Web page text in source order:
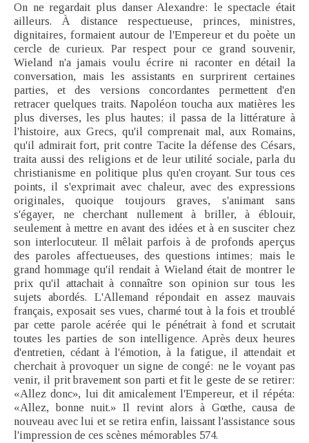
On ne regardait plus danser Alexandre: le spectacle était
ailleurs. À distance respectueuse, princes, ministres,
dignitaires, formaient autour de l'Empereur et du poète un
cercle de curieux. Par respect pour ce grand souvenir,
Wieland n'a jamais voulu écrire ni raconter en détail la
conversation, mais les assistants en surprirent certaines
parties, et des versions concordantes permettent d'en
retracer quelques traits. Napoléon toucha aux matières les
plus diverses, les plus hautes; il passa de la littérature à
l'histoire, aux Grecs, qu'il comprenait mal, aux Romains,
qu'il admirait fort, prit contre Tacite la défense des Césars,
traita aussi des religions et de leur utilité sociale, parla du
christianisme en politique plus qu'en croyant. Sur tous ces
points, il s'exprimait avec chaleur, avec des expressions
originales, quoique toujours graves, s'animant sans
s'égayer, ne cherchant nullement à briller, à éblouir,
seulement à mettre en avant des idées et à en susciter chez
son interlocuteur. Il mêlait parfois à de profonds aperçus
des paroles affectueuses, des questions intimes; mais le
grand hommage qu'il rendait à Wieland était de montrer le
prix qu'il attachait à connaître son opinion sur tous les
sujets abordés. L'Allemand répondait en assez mauvais
français, exposait ses vues, charmé tout à la fois et troublé
par cette parole acérée qui le pénétrait à fond et scrutait
toutes les parties de son intelligence. Après deux heures
d'entretien, cédant à l'émotion, à la fatigue, il attendait et
cherchait à provoquer un signe de congé: ne le voyant pas
venir, il prit bravement son parti et fit le geste de se retirer:
«Allez donc», lui dit amicalement l'Empereur, et il répéta:
«Allez, bonne nuit.» Il revint alors à Gœthe, causa de
nouveau avec lui et se retira enfin, laissant l'assistance sous
l'impression de ces scènes mémorables 574.